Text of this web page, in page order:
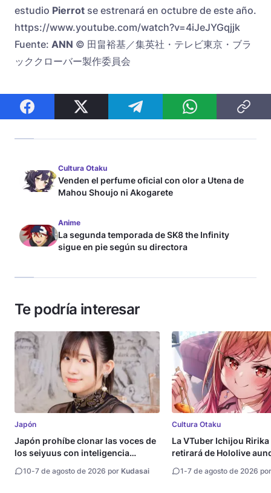
estudio Pierrot se estrenará en octubre de este año.
https://www.youtube.com/watch?v=4iJeJYGqjjk
Fuente: ANN © 田畠裕基／集英社・テレビ東京・ブラ
ッククローバー製作委員会
Cultura Otaku
Venden el perfume oficial con olor a Utena de
Mahou Shoujo ni Akogarete
Anime
La segunda temporada de SK8 the Infinity
sigue en pie según su directora
Te podría interesar
Japón
Japón prohíbe clonar las voces de
los seiyuus con inteligencia
10-7 de agosto de 2026 por Kudasai
Cultura Otaku
La VTuber Ichijou Ririka
retirará de Hololive
1-7 de agosto de 2026